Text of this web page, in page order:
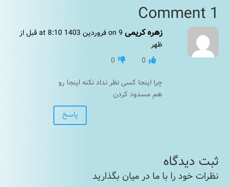
1 Comment
زهره کریمی
on 9 فروردین 1403 at 8:10 قبل از
ظهر
0
0
چرا اینجا کسی نظر نداد نکنه اینجا رو
هم مسدود کردن
پاسخ